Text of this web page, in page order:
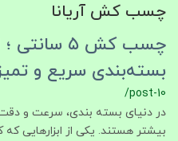
چسب کش آریانا
چسب‌ کش ۵
بسته‌بندی سریع و
/post-10
در دنیای بسته‌ بندی، سرعت و دقت
بیشتر هستند. یکی از ابزارهایی